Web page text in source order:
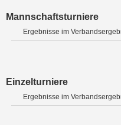
Mannschaftsturniere
Ergebnisse im
Einzelturniere
Ergebnisse im